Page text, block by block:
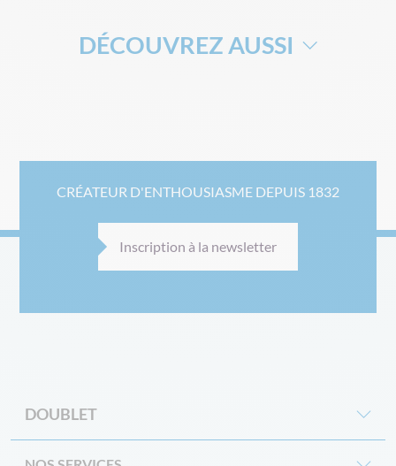
DÉCOUVREZ AUSSI
CRÉATEUR D'ENTHOUSIASME DEPUIS 1832
Inscription à la newsletter
DOUBLET